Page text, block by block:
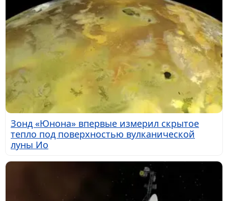
Зонд «Юнона» впервые измерил скрытое
тепло под поверхностью вулканической
луны Ио